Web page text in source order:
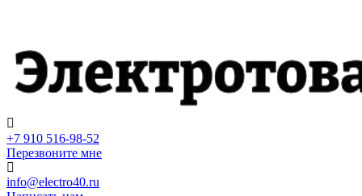
+7 910 516-98-52
Перезвоните мне
info@electro40.ru